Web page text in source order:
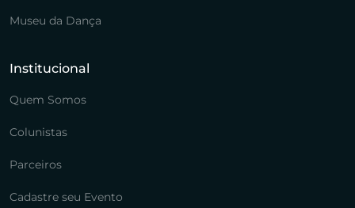
Museu da Dança
Institucional
Quem Somos
Colunistas
Parceiros
Cadastre seu Evento